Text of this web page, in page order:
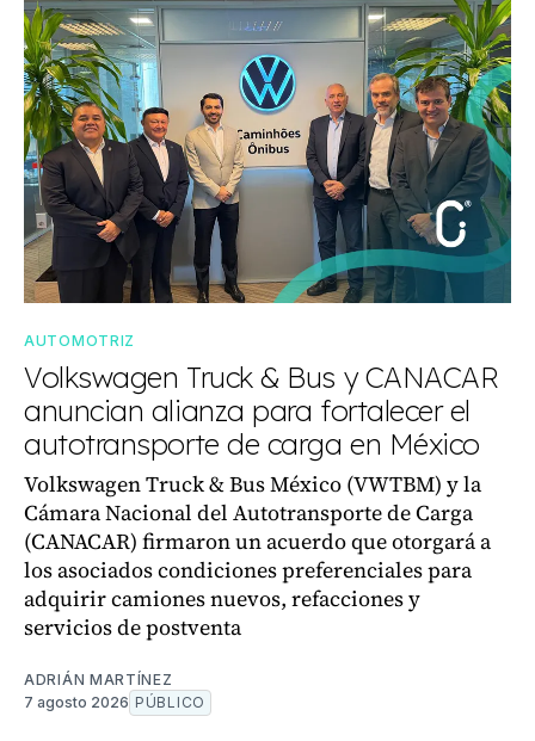
AUTOMOTRIZ
Volkswagen Truck & Bus y CANACAR
anuncian alianza para fortalecer el
autotransporte de carga en México
Volkswagen Truck & Bus México (VWTBM) y la
Cámara Nacional del Autotransporte de Carga
(CANACAR) firmaron un acuerdo que otorgará a
los asociados condiciones preferenciales para
adquirir camiones nuevos, refacciones y
servicios de postventa
ADRIÁN MARTÍNEZ
7 agosto 2026 PÚBLICO